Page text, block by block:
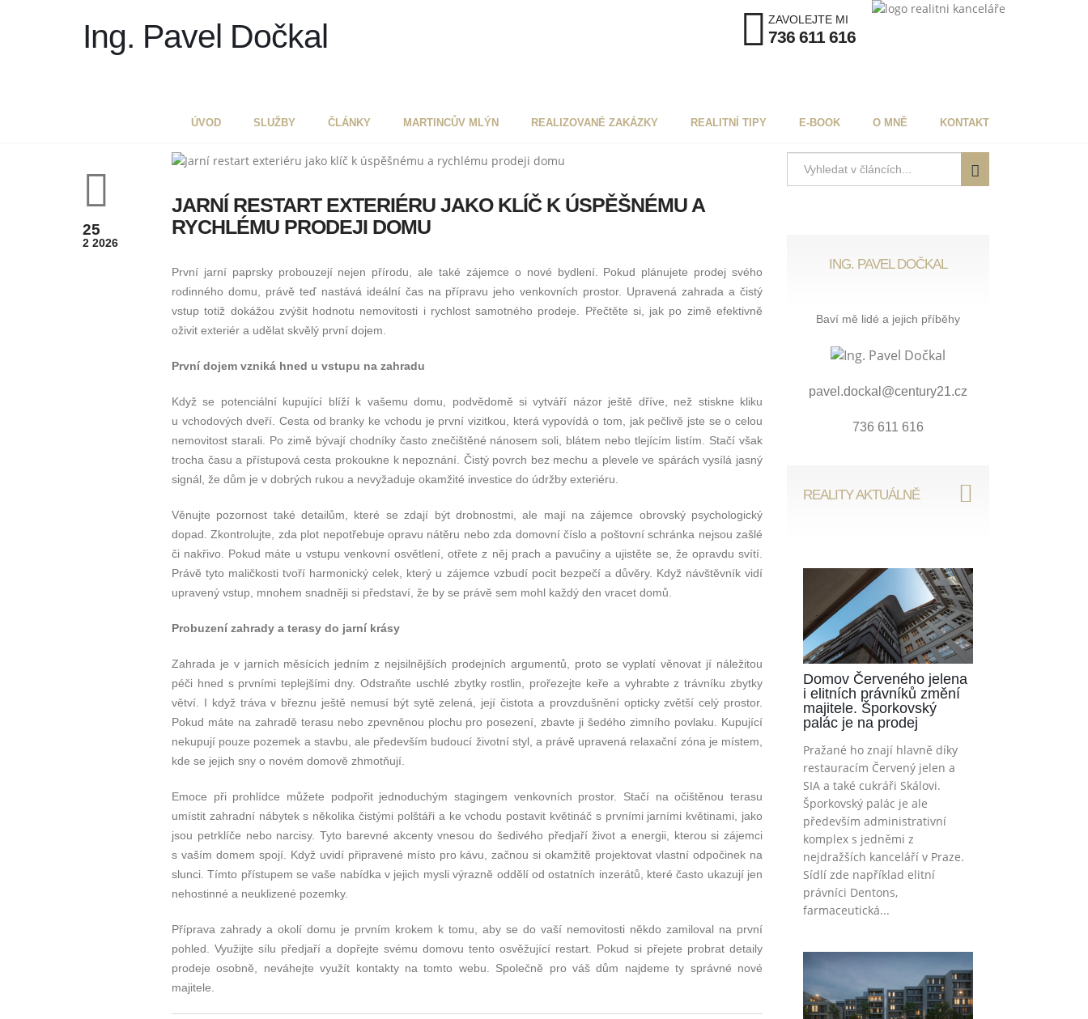
Ing. Pavel Dočkal ZAVOLEJTE MI
736 611 616
ÚVOD SLUŽBY ČLÁNKY MARTINCŮV MLÝN REALIZOVANÉ ZAKÁZKY REALITNÍ TIPY E-BOOK O MNĚ KONTAKT
25
2 2026
JARNÍ RESTART EXTERIÉRU JAKO KLÍČ K ÚSPĚŠNÉMU A
RYCHLÉMU PRODEJI DOMU
První jarní paprsky probouzejí nejen přírodu, ale také zájemce o nové bydlení. Pokud plánujete prodej svého
rodinného domu, právě teď nastává ideální čas na přípravu jeho venkovních prostor. Upravená zahrada a čistý
vstup totiž dokážou zvýšit hodnotu nemovitosti i rychlost samotného prodeje. Přečtěte si, jak po zimě efektivně
oživit exteriér a udělat skvělý první dojem.
První dojem vzniká hned u vstupu na zahradu
Když se potenciální kupující blíží k vašemu domu, podvědomě si vytváří názor ještě dříve, než stiskne kliku
u vchodových dveří. Cesta od branky ke vchodu je první vizitkou, která vypovídá o tom, jak pečlivě jste se o celou
nemovitost starali. Po zimě bývají chodníky často znečištěné nánosem soli, blátem nebo tlejícím listím. Stačí však
trocha času a přístupová cesta prokoukne k nepoznání. Čistý povrch bez mechu a plevele ve spárách vysílá jasný
signál, že dům je v dobrých rukou a nevyžaduje okamžité investice do údržby exteriéru.
Věnujte pozornost také detailům, které se zdají být drobnostmi, ale mají na zájemce obrovský psychologický
dopad. Zkontrolujte, zda plot nepotřebuje opravu nátěru nebo zda domovní číslo a poštovní schránka nejsou zašlé
či nakřivo. Pokud máte u vstupu venkovní osvětlení, otřete z něj prach a pavučiny a ujistěte se, že opravdu svítí.
Právě tyto maličkosti tvoří harmonický celek, který u zájemce vzbudí pocit bezpečí a důvěry. Když návštěvník vidí
upravený vstup, mnohem snadněji si představí, že by se právě sem mohl každý den vracet domů.
Probuzení zahrady a terasy do jarní krásy
Zahrada je v jarních měsících jedním z nejsilnějších prodejních argumentů, proto se vyplatí věnovat jí náležitou
péči hned s prvními teplejšími dny. Odstraňte uschlé zbytky rostlin, prořezejte keře a vyhrabte z trávníku zbytky
větví. I když tráva v březnu ještě nemusí být sytě zelená, její čistota a provzdušnění opticky zvětší celý prostor.
Pokud máte na zahradě terasu nebo zpevněnou plochu pro posezení, zbavte ji šedého zimního povlaku. Kupující
nekupují pouze pozemek a stavbu, ale především budoucí životní styl, a právě upravená relaxační zóna je místem,
kde se jejich sny o novém domově zhmotňují.
Emoce při prohlídce můžete podpořit jednoduchým stagingem venkovních prostor. Stačí na očištěnou terasu
umístit zahradní nábytek s několika čistými polštáři a ke vchodu postavit květináč s prvními jarními květinami, jako
jsou petrklíče nebo narcisy. Tyto barevné akcenty vnesou do šedivého předjaří život a energii, kterou si zájemci
s vaším domem spojí. Když uvidí připravené místo pro kávu, začnou si okamžitě projektovat vlastní odpočinek na
slunci. Tímto přístupem se vaše nabídka v jejich mysli výrazně oddělí od ostatních inzerátů, které často ukazují jen
nehostinné a neuklizené pozemky.
Příprava zahrady a okolí domu je prvním krokem k tomu, aby se do vaší nemovitosti někdo zamiloval na první
pohled. Využijte sílu předjaří a dopřejte svému domovu tento osvěžující restart. Pokud si přejete probrat detaily
prodeje osobně, neváhejte využít kontakty na tomto webu. Společně pro váš dům najdeme ty správné nové
majitele.
ING. PAVEL DOČKAL
Baví mě lidé a jejich příběhy
pavel.dockal@century21.cz
736 611 616
REALITY AKTUÁLNĚ
Domov Červeného jelena
i elitních právníků změní
majitele. Šporkovský
palác je na prodej
Pražané ho znají hlavně díky
restauracím Červený jelen a
SIA a také cukráři Skálovi.
Šporkovský palác je ale
především administrativní
komplex s jedněmi z
nejdražších kanceláří v Praze.
Sídlí zde například elitní
právníci Dentons,
farmaceutická...